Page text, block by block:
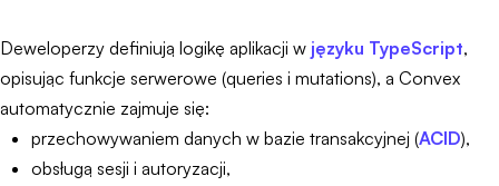
Deweloperzy definiują logikę aplikacji w języku TypeScript,
opisując funkcje serwerowe (queries i mutations), a Convex
automatycznie zajmuje się:
przechowywaniem danych w bazie transakcyjnej (ACID),
obsługą sesji i autoryzacji,